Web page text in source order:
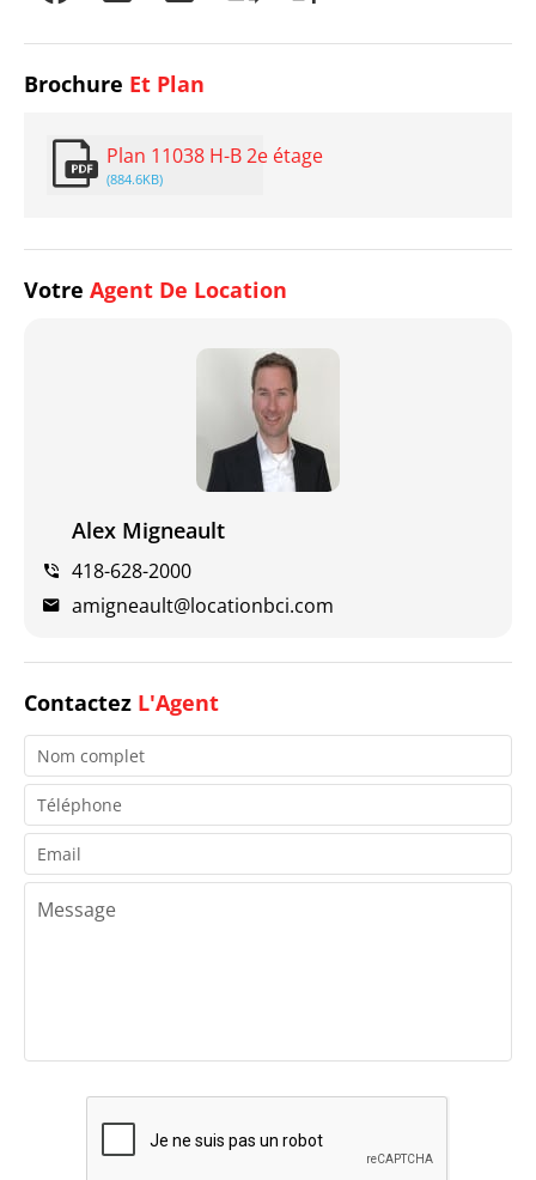
Brochure Et Plan
Plan 11038 H-B 2e étage
(884.6KB)
Votre Agent De Location
Alex Migneault
418-628-2000
amigneault@locationbci.com
Contactez L'Agent